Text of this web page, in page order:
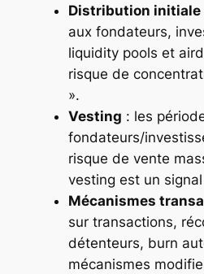
Distribution initiale
aux fondateurs,
liquidity pools et
risque de
».
Vesting : les
fondateurs/
risque de vente
vesting est un signal
Mécanismes
sur transactions,
détenteurs, burn
mécanismes